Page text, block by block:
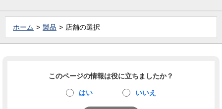
ホーム 製品 店舗の選択
このページの情報は役に立ちましたか？
はい いいえ